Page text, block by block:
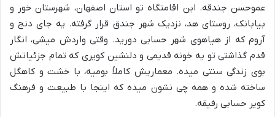
عموحسن جندقه. این اقامتگاه تو استان اصفهان، شهرستان خور و
بیابانک، روستای هد، نزدیک شهر جندق قرار گرفته. یه جای دنج و
آروم که از هیاهوی شهر حسابی دورید. وقتی واردش میشی، انگار
قدم گذاشتی تو یه خونه قدیمی و دلنشین کویری که تمام جزئیاتش
بوی زندگی سنتی میده. معماریش کاملاً بومیه، با خشت و کاهگل
ساخته شده و همه چی نشون میده که اینجا با طبیعت و فرهنگ
کویر حسابی رفیقه.